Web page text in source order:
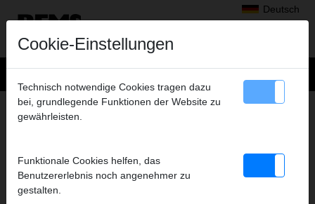
Deutsch
Produkte>Gewindeschneiden, Rollnuten >REMS Schneidbacken
> Schneidbacken NPT1/2-3/4,Satz
Art.-Nr. 341413 RWS
Cookie-Einstellungen
Technisch notwendige Cookies tragen dazu
bei, grundlegende Funktionen der Website zu
gewährleisten.
Funktionale Cookies helfen, das
Benutzererlebnis noch angenehmer zu
gestalten.